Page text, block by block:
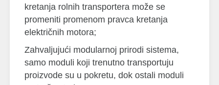
kretanja rolnih transportera može se
promeniti promenom pravca kretanja
električnih motora;
Zahvaljujući modularnoj prirodi sistema,
samo moduli koji trenutno transportuju
proizvode su u pokretu, dok ostali moduli